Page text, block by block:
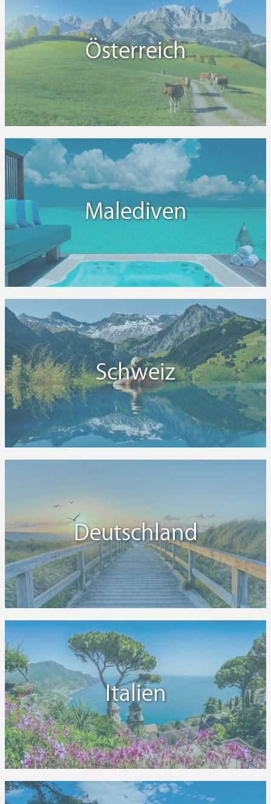
Österreich
Malediven
Schweiz
Deutschland
Italien